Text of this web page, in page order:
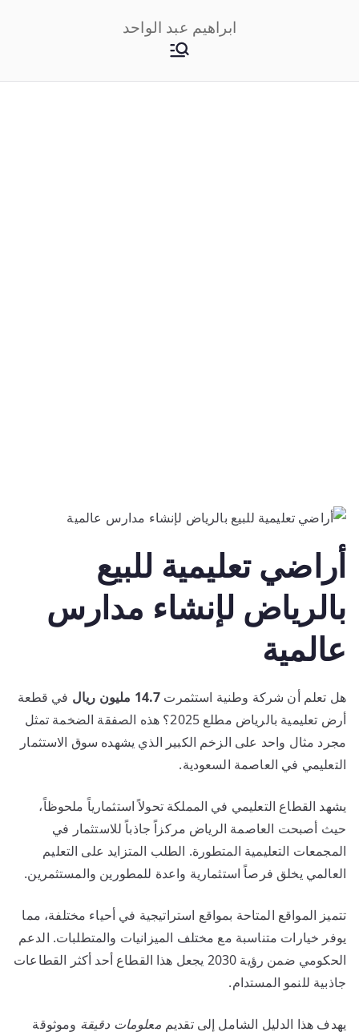
ابراهيم عبد الواحد
أراضي تعليمية للبيع
بالرياض لإنشاء مدارس
عالمية
هل تعلم أن شركة وطنية استثمرت 14.7 مليون ريال
في قطعة
أرض تعليمية بالرياض مطلع 2025؟ هذه الصفقة الضخمة تمثل
مجرد مثال واحد على الزخم الكبير الذي يشهده سوق الاستثمار
التعليمي في العاصمة السعودية.
يشهد القطاع التعليمي في المملكة تحولاً استثمارياً ملحوظاً،
حيث أصبحت العاصمة الرياض مركزاً جاذباً للاستثمار في
المجمعات التعليمية المتطورة. الطلب المتزايد على التعليم
العالمي يخلق فرصاً استثمارية واعدة للمطورين والمستثمرين.
تتميز المواقع المتاحة بمواقع استراتيجية في أحياء مختلفة، مما
يوفر خيارات متناسبة مع مختلف الميزانيات والمتطلبات. الدعم
الحكومي ضمن رؤية 2030 يجعل هذا القطاع أحد أكثر القطاعات
جاذبية للنمو المستدام.
يهدف هذا الدليل الشامل إلى تقديم معلومات دقيقة وموثوقة